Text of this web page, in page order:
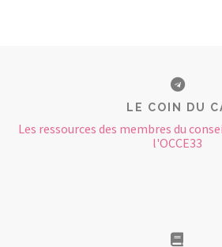
LE COIN DU
Les ressources des membres du
l'OCCE33